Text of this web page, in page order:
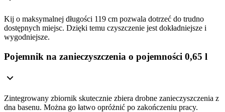
Kij o maksymalnej długości 119 cm pozwala dotrzeć do trudno
dostępnych miejsc. Dzięki temu czyszczenie jest dokładniejsze i
wygodniejsze.
Pojemnik na zanieczyszczenia o pojemności 0,65 l
Zintegrowany zbiornik skutecznie zbiera drobne zanieczyszczenia z
dna basenu. Można go łatwo opróżnić po zakończeniu pracy.